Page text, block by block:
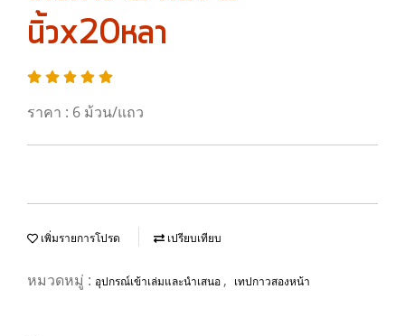
นิ้วx20หลา
ราคา : 6 ม้วน/แถว
เพิ่มรายการโปรด เปรียบเทียบ
หมวดหมู่ : อุปกรณ์เข้าเล่มและนำเสนอ , เทปกาวสองหน้า